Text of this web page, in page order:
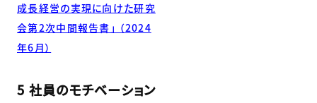
成長経営の実現に向けた研究
会第2次中間報告書」 （2024
年6月）
5 社員のモチベーション